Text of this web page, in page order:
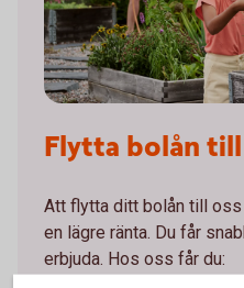
Flytta bolån
Att flytta ditt bolån till
en lägre ränta. Du får
erbjuda. Hos oss får du: